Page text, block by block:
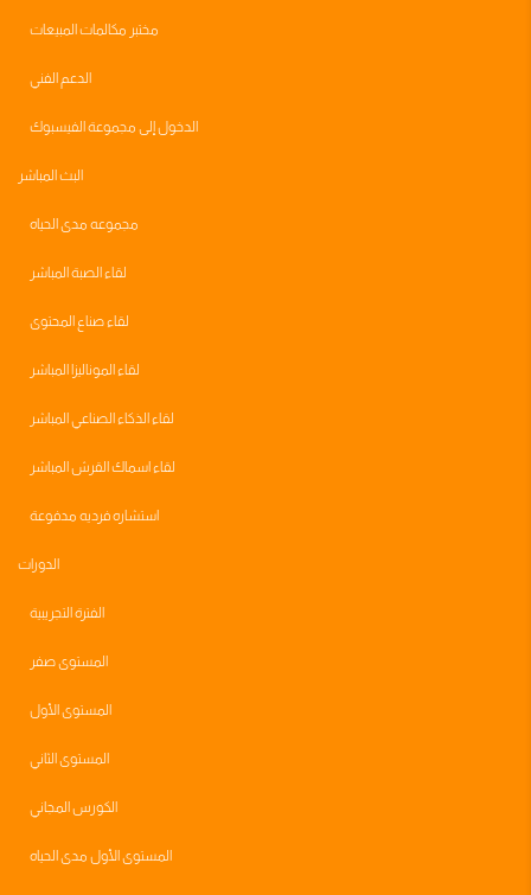
مختبر مكالمات المبيعات
الدعم الفني
الدخول إلى مجموعة الفيسبوك
البث المباشر
مجموعه مدى الحياه
لقاء الصبة المباشر
لقاء صناع المحتوى
لقاء الموناليزا المباشر
لقاء الذكاء الصناعي المباشر
لقاء اسماك القرش المباشر
استشاره فرديه مدفوعة
الدورات
الفترة التجريبية
المستوى صفر
المستوى الأول
المستوى الثاني
الكورس المجاني
المستوى الأول مدى الحياه